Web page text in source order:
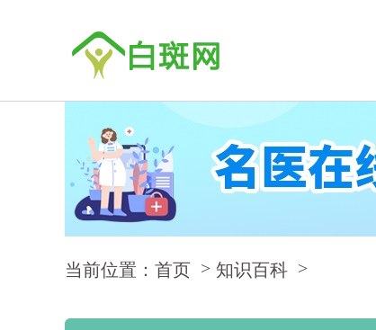
当前位置：首页 知识百科